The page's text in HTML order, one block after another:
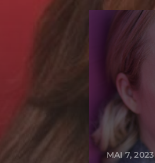
MAI 7, 2023